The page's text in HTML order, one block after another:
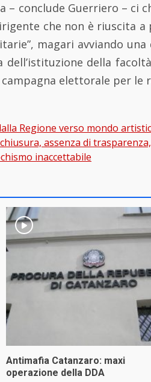
– conclude Guerriero – ci
che non è riuscita
magari avviando
dell’istituzione della
elettorale per le
Regione verso mondo
assenza di trasparenza,
inaccettabile
Antimafia Catanzaro: maxi
operazione della DDA